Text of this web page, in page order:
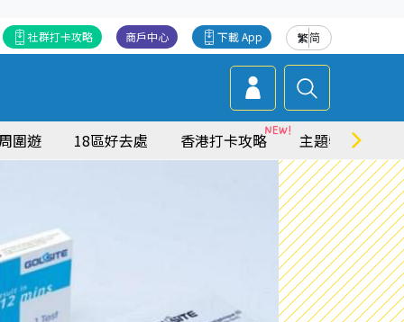
繁简
下載 App
商戶中心
社群打卡攻略
圍遊 18區好去處 香港打卡攻略 主題特集